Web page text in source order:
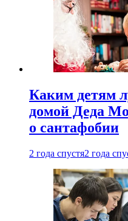
Каким детям
домой Деда
о сантафобии
2 года спустя2 года